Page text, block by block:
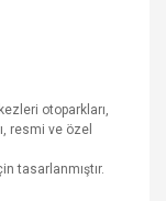
otoparkları,
resmi ve özel
tasarlanmıştır.